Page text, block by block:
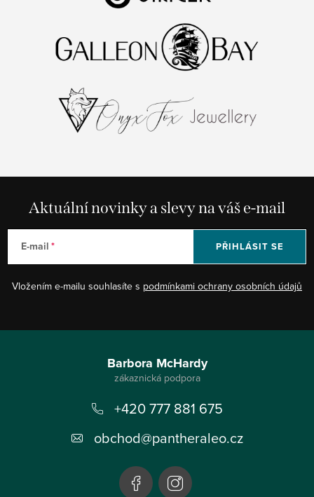
Aktuální novinky a slevy na váš e-mail
E-mail
Vložením e-mailu souhlasíte s podmínkami ochrany osobních údajů
PŘIHLÁSIT SE
Barbora McHardy
+420 777 881 675
obchod@pantheraleo.cz